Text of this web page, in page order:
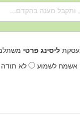
ליסינג פרטי
אשמח לשמוע
לא תודה